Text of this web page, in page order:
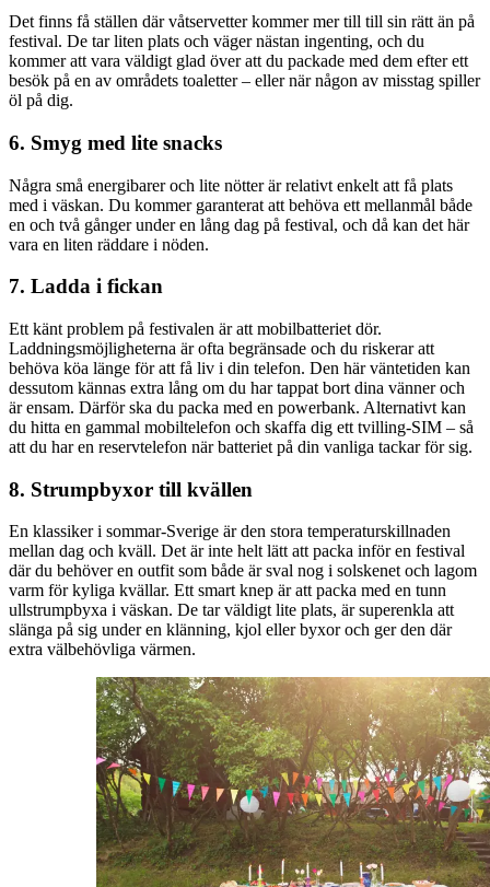
Det finns få ställen där våtservetter kommer mer till till sin rätt än på
festival. De tar liten plats och väger nästan ingenting, och du
kommer att vara väldigt glad över att du packade med dem efter ett
besök på en av områdets toaletter – eller när någon av misstag spiller
öl på dig.
6. Smyg med lite snacks
Några små energibarer och lite nötter är relativt enkelt att få plats
med i väskan. Du kommer garanterat att behöva ett mellanmål både
en och två gånger under en lång dag på festival, och då kan det här
vara en liten räddare i nöden.
7. Ladda i fickan
Ett känt problem på festivalen är att mobilbatteriet dör.
Laddningsmöjligheterna är ofta begränsade och du riskerar att
behöva köa länge för att få liv i din telefon. Den här väntetiden kan
dessutom kännas extra lång om du har tappat bort dina vänner och
är ensam. Därför ska du packa med en powerbank. Alternativt kan
du hitta en gammal mobiltelefon och skaffa dig ett tvilling-SIM – så
att du har en reservtelefon när batteriet på din vanliga tackar för sig.
8. Strumpbyxor till kvällen
En klassiker i sommar-Sverige är den stora temperaturskillnaden
mellan dag och kväll. Det är inte helt lätt att packa inför en festival
där du behöver en outfit som både är sval nog i solskenet och lagom
varm för kyliga kvällar. Ett smart knep är att packa med en tunn
ullstrumpbyxa i väskan. De tar väldigt lite plats, är superenkla att
slänga på sig under en klänning, kjol eller byxor och ger den där
extra välbehövliga värmen.